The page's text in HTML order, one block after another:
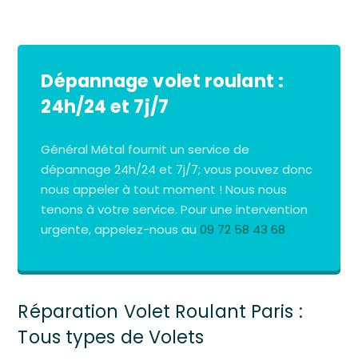
Dépannage volet roulant :
24h/24 et 7j/7
Général Métal fournit un service de
dépannage 24h/24 et 7j/7; vous pouvez donc
nous appeler à tout moment ! Nous nous
tenons à votre service. Pour une intervention
urgente, appelez-nous au09 72 58 43 68
Réparation Volet Roulant Paris :
Tous types de Volets